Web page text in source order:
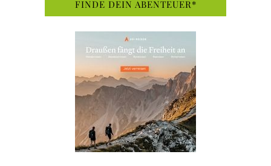
FINDE DEIN ABENTEUER*